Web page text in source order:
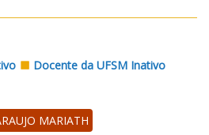
Docente da UFSM Inativo
MARIATH